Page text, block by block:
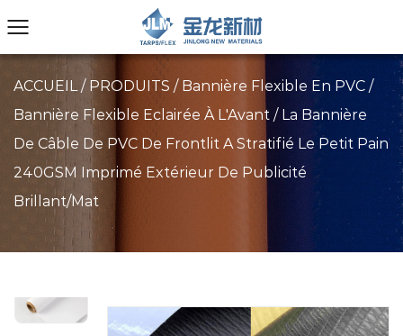
ACCUEIL/ PRODUITS / Bannière Flexible En PVC /
Bannière Flexible Eclairée À L'Avant / La Bannière
De Câble De PVC De Frontlit A Stratifié Le Petit Pain
240GSM Imprimé Extérieur De Publicité
Brillant/mat